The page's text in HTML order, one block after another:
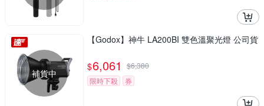
補貨中
【Godox】神牛 LA200BI 雙色溫聚光燈 公司貨
$6,061 $6,380
限時下殺
券